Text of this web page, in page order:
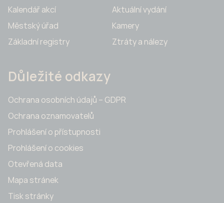
Kalendář akcí
Městský úřad
Základní registry
Aktuální vydání
Kamery
Ztráty a nálezy
Důležité odkazy
Ochrana osobních údajů – GDPR
Ochrana oznamovatelů
Prohlášení o přístupnosti
Prohlášení o cookies
Otevřená data
Mapa stránek
Tisk stránky